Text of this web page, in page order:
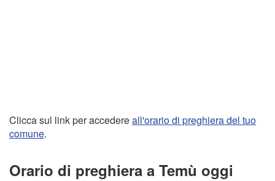
Clicca sul link per accedereall'orario di preghiera del tuo
comune.
Orario di preghiera a Temù oggi